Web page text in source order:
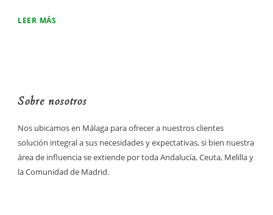
LEER MÁS
Sobre nosotros
Nos ubicamos en Málaga para ofrecer a nuestros clientes
solución integral a sus necesidades y expectativas, si bien nuestra
área de influencia se extiende por toda Andalucía, Ceuta, Melilla y
la Comunidad de Madrid.